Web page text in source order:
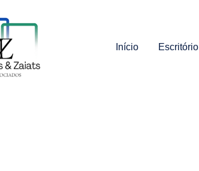
Início Escritório